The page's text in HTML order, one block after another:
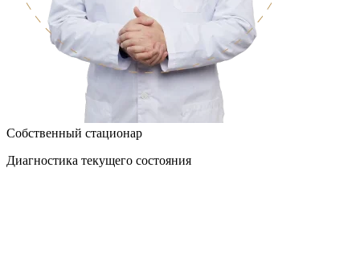
Собственный стационар
Диагностика текущего состояния